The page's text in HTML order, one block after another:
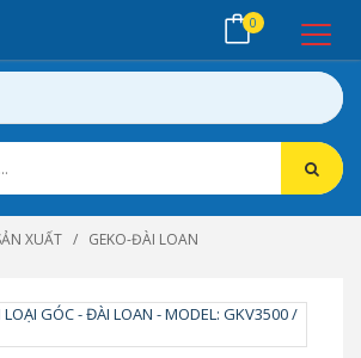
0
XUẤT GEKO-ĐÀI LOAN